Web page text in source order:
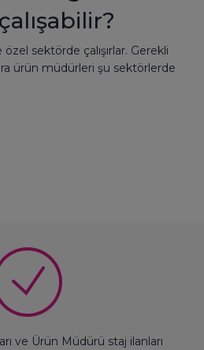
sektörde çalışırlar. Gerekli
ürün müdürleri şu sektörlerde
ve Ürün Müdürü staj ilanları